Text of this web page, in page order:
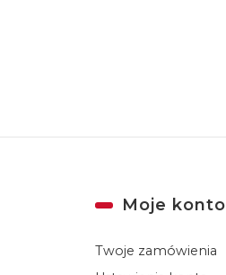
Moje konto
Twoje zamówienia